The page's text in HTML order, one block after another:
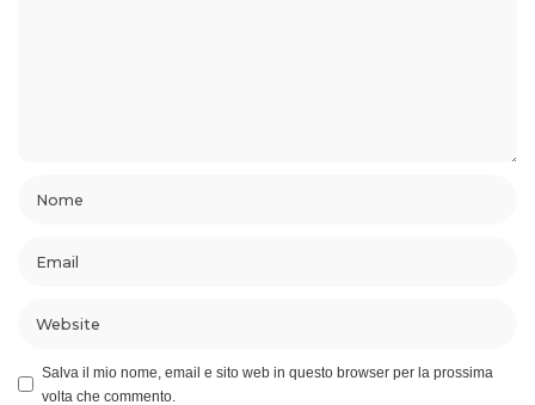
Salva il mio nome, email e sito web in questo browser per la prossima
volta che commento.